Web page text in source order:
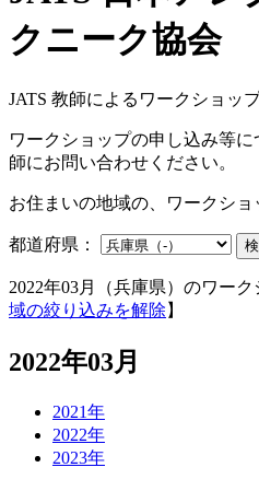
JATS 教師によるワークショッ
ワークショップの申し込み等
師にお問い合わせください。
お住まいの地域の、ワークショ
都道府県：
2022年03月（兵庫県）のワー
域の絞り込みを解除 】
2022年03月
2021年
2022年
2023年